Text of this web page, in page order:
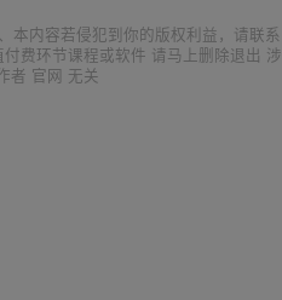
本内容若侵犯到你的版权利益，请联系
费环节课程或软件 请马上删除退出 涉
者 官网 无关